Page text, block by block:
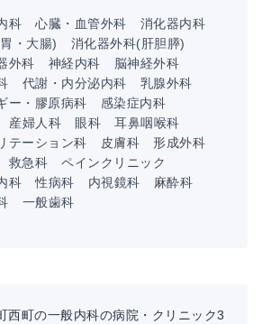
科 心臓・血管外科
消化器内科
・大腸)
消化器外科(肝胆膵)
外科 神経内科
脳神経外科
代謝・内分泌内科
乳腺外科
ー・膠原病科
感染症内科
産婦人科 眼科
耳鼻咽喉科
テーション科 皮膚科
形成外科
救急科
ペインクリニック
科 性病科 内視鏡科
麻酔科
一般歯科
西町の一般内科の病院・クリニック3